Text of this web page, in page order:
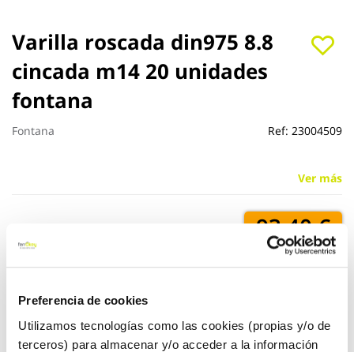
Preferencia de cookies
Utilizamos tecnologías como las cookies (propias y/o de
terceros) para almacenar y/o acceder a la información
Varilla roscada din975 8.8
cincada m14 20 unidades
fontana
Fontana Ref: 23004509
Ver más
93,40 €
Saltar
al
comienzo
de
la
galería
de